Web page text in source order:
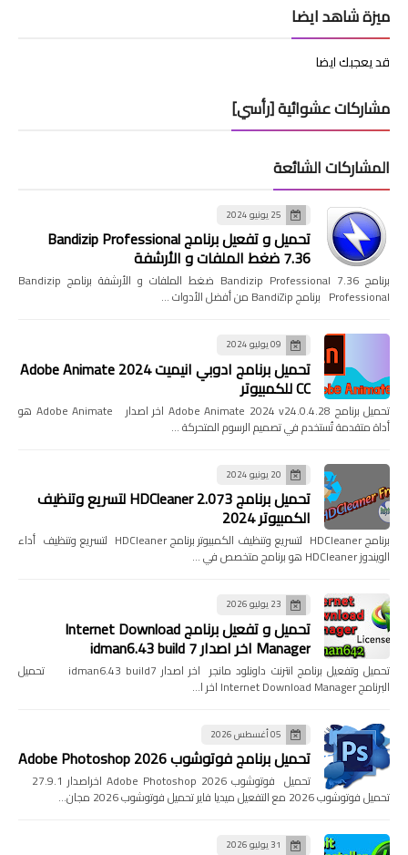
ميزة شاهد ايضا
قد يعجبك ايضا
مشاركات عشوائية [رأسي]
المشاركات الشائعة
25 يونيو 2024
تحميل و تفعيل برنامج Bandizip Professional
7.36 ضغط الملفات و الأرشفة
برنامج Bandizip Professional 7.36 ضغط الملفات و الأرشفة برنامج Bandizip
Professional برنامج BandiZip من أفضل الأدوات …
09 يوليو 2024
تحميل برنامج ادوبي انيميت 2024 Adobe Animate
CC للكمبيوتر
تحميل برنامج Adobe Animate 2024 v24.0.4.28 اخر اصدار Adobe Animate هو
أداة متقدمة تُستخدم في تصميم الرسوم المتحركة …
20 يونيو 2024
تحميل برنامج HDCleaner 2.073 لتسريع وتنظيف
الكمبيوتر 2024
برنامج HDCleaner لتسريع وتنظيف الكمبيوتر برنامج HDCleaner لتسريع وتنظيف أداء
الويندوز HDCleaner هو برنامج متخصص في …
23 يوليو 2026
تحميل و تفعيل برنامج Internet Download
Manager اخر اصدار idman6.43 build 7
تحميل وتفعيل برنامج انترنت داونلود مانجر اخر اصدار idman6.43 build7 تحميل
البرنامج Internet Download Manager اخر ا…
05 أغسطس 2026
تحميل برنامج فوتوشوب Adobe Photoshop 2026
تحميل فوتوشوب 2026 مع التفعيل ميديا فاير تحميل فوتوشوب 2026 مجان…
31 يوليو 2026